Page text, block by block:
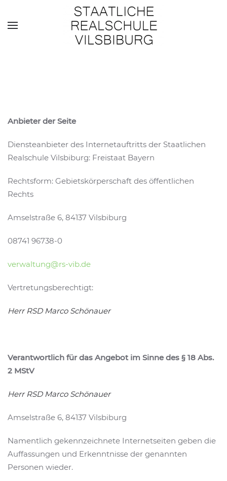
Skip to main content
Anbieter der Seite
Diensteanbieter des Internetauftritts der Staatlichen
Realschule Vilsbiburg: Freistaat Bayern
Rechtsform: Gebietskörperschaft des öffentlichen
Rechts
Amselstraße 6, 84137 Vilsbiburg
08741 96738-0
verwaltung@rs-vib.de
Vertretungsberechtigt:
Herr RSD Marco Schönauer
Verantwortlich für das Angebot im Sinne des § 18 Abs.
2 MStV
Herr RSD Marco Schönauer
Amselstraße 6, 84137 Vilsbiburg
Namentlich gekennzeichnete Internetseiten geben die
Auffassungen und Erkenntnisse der genannten
Personen wieder.